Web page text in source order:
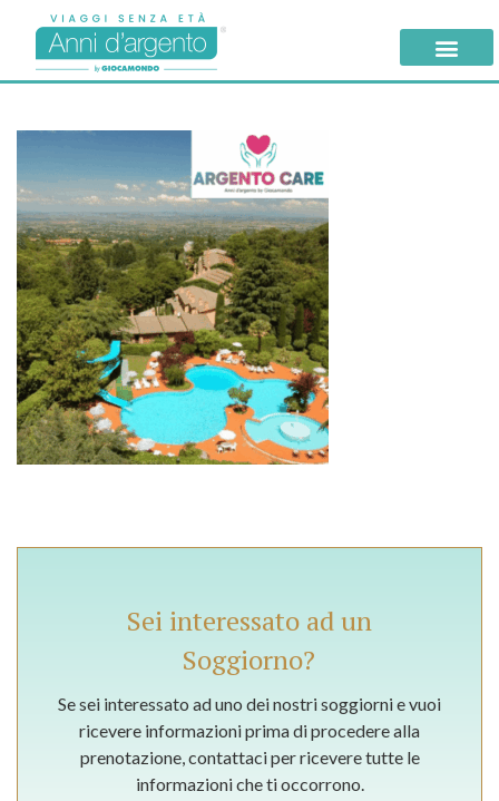
Sei interessato ad un
Soggiorno?
Se sei interessato ad uno dei nostri soggiorni e vuoi
ricevere informazioni prima di procedere alla
prenotazione, contattaci per ricevere tutte le
informazioni che ti occorrono.